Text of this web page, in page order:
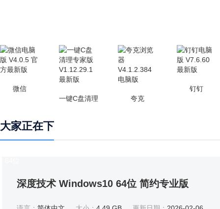
微信
一键C盘清理
夸克
钉钉
大家正在下
深度技术 Windows10 64位 简约专业版